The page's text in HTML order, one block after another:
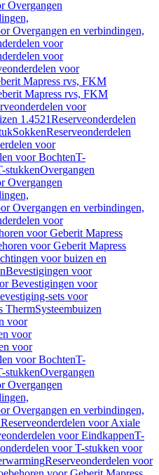
Overgangen
Overgangen en verbindingen,
voor
voor
voor
Mapress rvs, FKM
Mapress rvs, FKM
voor
1.4521Reserveonderdelen
SokkenReserveonderdelen
voor
voor BochtenT-
stukkenOvergangen
Overgangen
Overgangen en verbindingen,
voor
voor Geberit Mapress
voor Geberit Mapress
voor buizen en
Bevestigingen voor
Bevestigingen voor
sets voor
ThermSysteembuizen
voor
voor
voor
voor BochtenT-
stukkenOvergangen
Overgangen
Overgangen en verbindingen,
Reserveonderdelen voor Axiale
voor EindkappenT-
voor T-stukken voor
Reserveonderdelen voor